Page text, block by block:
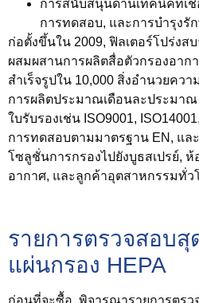
การสนับสนุนด้านเทคนิคที่เ
การทดสอบ, และการบำรุงรั
ก่อตั้งขึ้นใน 2009, ฟิลเตอร์โปร่งสบ
ผสมผสานการผลิตสื่อตัวกรองอาก
สำเร็จรูปใน 10,000 สิ่งอำนวยคว
การผลิตประมาณเดือนละประมาณ
ใบรับรองเช่น ISO9001,
การทดสอบตามมาตรฐาน EN, แล
โซลูชั่นการกรองไปยังบูธสเปรย์, ห้
อากาศ, และลูกค้าอุตสาหกรรมทั่ว
รายการตรวจสอบ
แผ่นกรอง HEPA
ก่อนที่จะซื้อ, พิจารณารายการตรว